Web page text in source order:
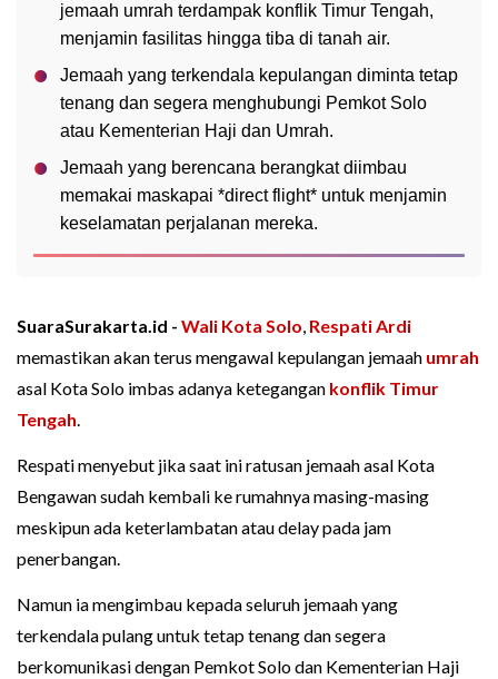
jemaah umrah terdampak konflik Timur Tengah,
menjamin fasilitas hingga tiba di tanah air.
Jemaah yang terkendala kepulangan diminta tetap
tenang dan segera menghubungi Pemkot Solo
atau Kementerian Haji dan Umrah.
Jemaah yang berencana berangkat diimbau
memakai maskapai *direct flight* untuk menjamin
keselamatan perjalanan mereka.
SuaraSurakarta.id - Wali Kota Solo, Respati Ardi
memastikan akan terus mengawal kepulangan jemaah umrah
asal Kota Solo imbas adanya ketegangan konflik Timur
Tengah.
Respati menyebut jika saat ini ratusan jemaah asal Kota
Bengawan sudah kembali ke rumahnya masing-masing
meskipun ada keterlambatan atau delay pada jam
penerbangan.
Namun ia mengimbau kepada seluruh jemaah yang
terkendala pulang untuk tetap tenang dan segera
berkomunikasi dengan Pemkot Solo dan Kementerian Haji